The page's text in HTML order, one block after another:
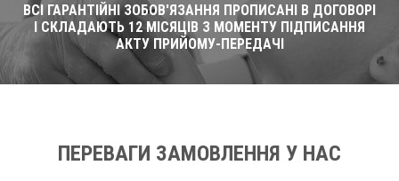
ВСІ ГАРАНТІЙНІ ЗОБОВ'ЯЗАННЯ ПРОПИСАНІ В ДОГОВОРІ
І СКЛАДАЮТЬ 12 МІСЯЦІВ З МОМЕНТУ ПІДПИСАННЯ
АКТУ ПРИЙОМУ-ПЕРЕДАЧІ
ПЕРЕВАГИ ЗАМОВЛЕННЯ У НАС